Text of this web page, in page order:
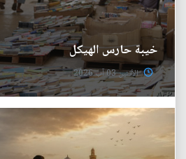
خيبة حارس الهيكل
الأثنين 03 آب 2026